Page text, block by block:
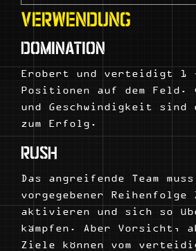
VERWENDUNG
DOMINATION
Erobert und verteidigt 1
Positionen auf dem Feld.
und Geschwindigkeit sind
zum Erfolg.
RUSH
Das angreifende Team
vorgegebener Reihenfolge
aktivieren und sich so
kämpfen. Aber Vorsicht,
Ziele können vom